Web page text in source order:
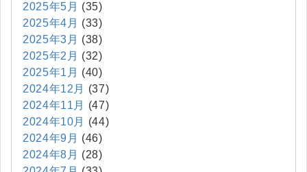
2025年5月 (35)
2025年4月 (33)
2025年3月 (38)
2025年2月 (32)
2025年1月 (40)
2024年12月
(37)
2024年11月
(47)
2024年10月
(44)
2024年9月 (46)
2024年8月 (28)